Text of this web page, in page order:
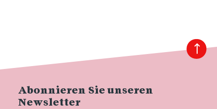
Abonnieren Sie unseren
Newsletter